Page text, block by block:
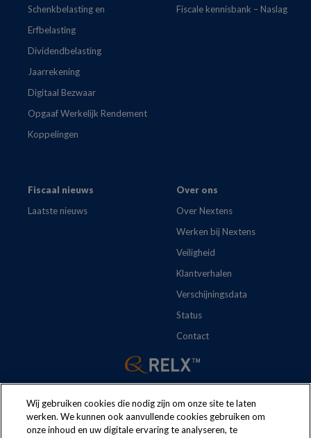
Schenkbelasting en
Erfbelasting
Dividendbelasting
Jaarrekening
Digitaal Bezwaar
Opgaaf Werkelijk Rendement
Koppelingen
Fiscale kennisbank – Naslag
Fiscaal nieuws
Laatste nieuws
Over ons
Over Nextens
Werken bij Nextens
Veiligheid
Klantverhalen
Verschijningsdata
Status
Contact
Wij gebruiken cookies die nodig zijn om onze site te laten
werken. We kunnen ook aanvullende cookies gebruiken om
onze inhoud en uw digitale ervaring te analyseren, te